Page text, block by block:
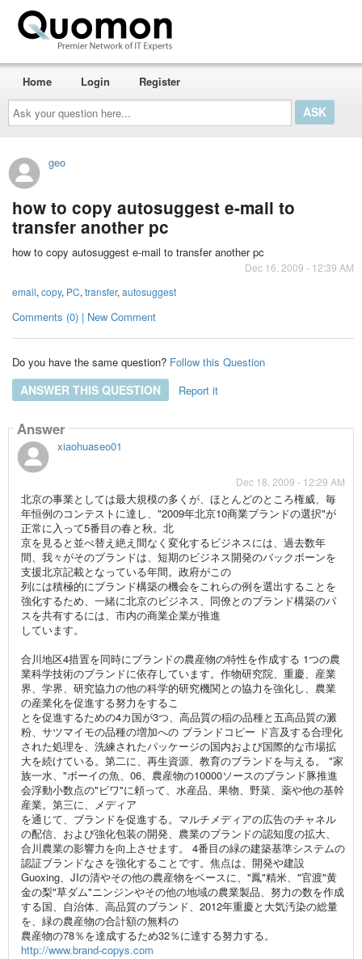
Ask
your
question
here...
Home Login Register
geo
how to copy autosuggest e-mail to
transfer another pc
how to copy autosuggest e-mail to transfer another pc
Dec 16, 2009 - 12:39 AM
email, copy, PC, transfer, autosuggest
Comments (0) | New Comment
Do you have the same question? Follow this Question
ANSWER THIS QUESTION Report it
Answer
xiaohuaseo01
Dec 18, 2009 - 12:29 AM
北京の事業としては最大規模の多くが、ほとんどのところ権威、毎
年恒例のコンテストに達し、"2009年北京10商業ブランドの選択"が
正常に入って5番目の春と秋。北
京を見ると並べ替え絶え間なく変化するビジネスには、過去数年
間、我々がそのブランドは、短期のビジネス開発のバックボーンを
支援北京記載となっている年間。政府がこの
列には積極的にブランド構築の機会をこれらの例を選出することを
強化するため、一緒に北京のビジネス、同僚とのブランド構築のパ
スを共有するには、市内の商業企業が推進
しています。
合川地区4措置を同時にブランドの農産物の特性を作成する 1つの農
業科学技術のブランドに依存しています。作物研究院、重慶、産業
界、学界、研究協力の他の科学的研究機関との協力を強化し、農業
の産業化を促進する努力をするこ
とを促進するための4カ国が3つ、高品質の稲の品種と五高品質の澱
粉、サツマイモの品種の増加への ブランドコピー ド言及する合理化
された処理を、洗練されたパッケージの国内および国際的な市場拡
大を続けている。第二に、再生資源、教育のブランドを与える。 "家
族一水、"ボーイの魚、06、農産物の10000ソースのブランド豚推進
会浮動小数点の"ビワ"に頼って、水産品、果物、野菜、薬や他の基幹
産業。第三に、メディア
を通じて、ブランドを促進する。マルチメディアの広告のチャネル
の配信、および強化包装の開発、農業のブランドの認知度の拡大、
合川農業の影響力を向上させます。 4番目の緑の建築基準システムの
認証ブランドなさを強化することです。焦点は、開発や建設
Guoxing、JIの清やその他の農産物をベースに、"鳳"精米、"官渡"黄
金の梨"草ダム"ニンジンやその他の地域の農業製品、努力の数を作成
する国、自治体、高品質のブランド、2012年重慶と大気汚染の総量
を、緑の農産物の合計額の無料の
農産物の78％を達成するため32％に達する努力する。
http://www.brand-copys.com